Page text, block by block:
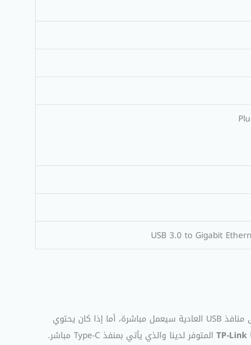
USB 3.0 to Gigabit
نعم، بكل تأكيد. المحول متوافق تمامًا مع أجهزة Mac OS. إذا كان جهاز الماك بوك الخاص بك يحتوي على منافذ USB العادية سيعمل مباشرة، أما إذا كان يحتوي
TP-Link المتوفر لدينا والذي يأتي بمنفذ Type-C مباشر.